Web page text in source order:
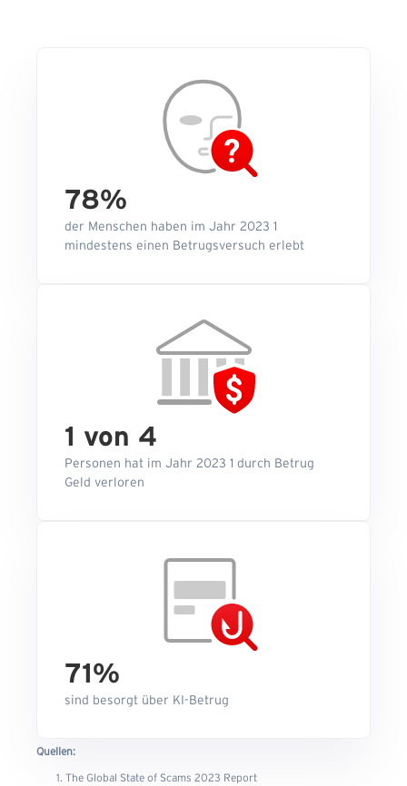
78%
der Menschen haben im Jahr 2023 1
mindestens einen Betrugsversuch erlebt
1 von 4
Personen hat im Jahr 2023 1 durch Betrug
Geld verloren
71%
sind besorgt über KI-Betrug
Quellen:
The Global State of Scams 2023 Report